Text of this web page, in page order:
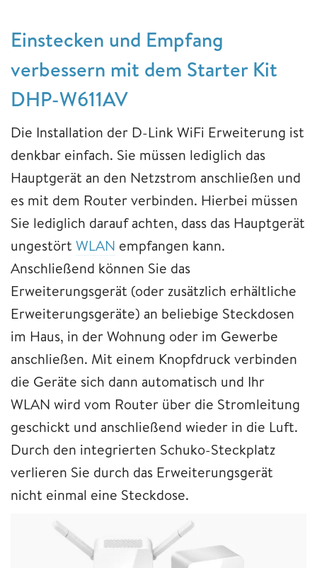
Einstecken und Empfang
verbessern mit dem Starter Kit
DHP-W611AV
Die Installation der D-Link WiFi Erweiterung ist
denkbar einfach. Sie müssen lediglich das
Hauptgerät an den Netzstrom anschließen und
es mit dem Router verbinden. Hierbei müssen
Sie lediglich darauf achten, dass das Hauptgerät
ungestört WLAN empfangen kann.
Anschließend können Sie das
Erweiterungsgerät (oder zusätzlich erhältliche
Erweiterungsgeräte) an beliebige Steckdosen
im Haus, in der Wohnung oder im Gewerbe
anschließen. Mit einem Knopfdruck verbinden
die Geräte sich dann automatisch und Ihr
WLAN wird vom Router über die Stromleitung
geschickt und anschließend wieder in die Luft.
Durch den integrierten Schuko-Steckplatz
verlieren Sie durch das Erweiterungsgerät
nicht einmal eine Steckdose.